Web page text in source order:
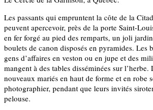
Les passants qui empruntent la côte de la
peuvent apercevoir, près de la porte Saint-
en fer forgé au pied des remparts, un joli
boulets de canon disposés en pyramides. Les
gens d’affaires en veston ou en jupe et des
mangent à des tables disséminées sur l’herbe.
nouveaux mariés en haut de forme et en robe
photographier, pendant que leurs invités
pelouse.